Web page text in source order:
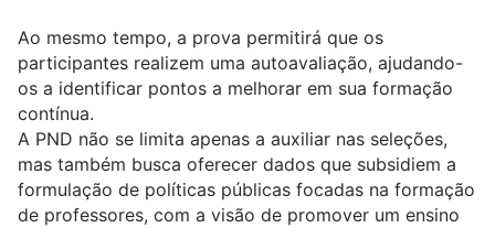
Ao mesmo tempo, a prova permitirá que os
participantes realizem uma autoavaliação, ajudando-
os a identificar pontos a melhorar em sua formação
contínua.
A PND não se limita apenas a auxiliar nas seleções,
mas também busca oferecer dados que subsidiem a
formulação de políticas públicas focadas na formação
de professores, com a visão de promover um ensino